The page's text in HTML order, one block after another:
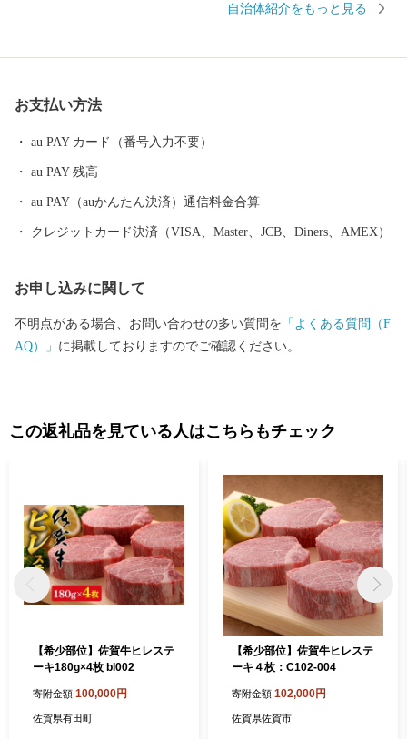
便利さはありませんが、心温かい人が集まり、心にゆとりある生
万里市が責任をもって安全に管理・保管し、第三者に譲渡・提供
する報告、伊万里市が主催・出展するふるさと納税関連イベント
情報の提供、伊万里市のふるさと納税に関する情報提供のため、
使用させていただきます。 また、情報の提供手段としては、電子
里市ふるさと納税サポート室】 電話：0955-58-9930 ＦＡＸ：050-3
自治体紹介をもっと見る
お支払い方法
au PAY カード（番号入力不要）
au PAY 残高
au PAY（auかんたん決済）通信料金合算
クレジットカード決済（VISA、Master、JCB、Diners、AMEX）
お申し込みに関して
不明点がある場合、お問い合わせの多い質問を 「よくある質問（F
AQ）」 に掲載しておりますのでご確認ください。
この返礼品を見ている人はこちらもチェック
【希少部位】佐賀牛ヒレステ
ーキ180g×4枚 bl002
寄附金額 100,000円
佐賀県有田町
【希少部位】佐賀牛ヒレステ
ーキ４枚：C102-004
寄附金額 102,000円
佐賀県佐賀市